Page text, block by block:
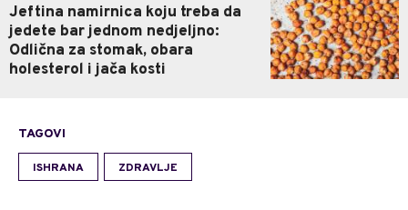
Jeftina namirnica koju treba da
jedete bar jednom nedjeljno:
Odlična za stomak, obara
holesterol i jača kosti
TAGOVI
ISHRANA ZDRAVLJE